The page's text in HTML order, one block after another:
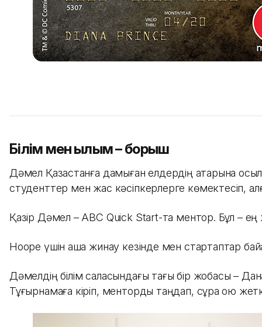
Білім мен ғылым – борыш
Дәмел Қазақстанға дамыған елдердің қатарына
студенттер мен жас кәсіпкерлерге көмектесіп,
Қазір Дәмел – ABC Quick Start-та ментор. Бұл – ең
Hoope үшін ақша жинау кезінде мен стартаптар
Дәмелдің білім саласындағы тағы бір жобасы – Дана
Тұғырнамаға кіріп, менторды таңдап, сұрақ қою